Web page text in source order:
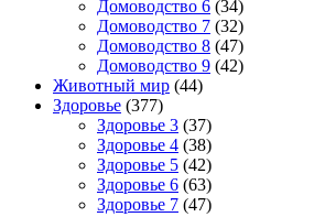
Домоводство 6 (34)
Домоводство 7 (32)
Домоводство 8 (47)
Домоводство 9 (42)
Животный мир (44)
Здоровье (377)
Здоровье 3 (37)
Здоровье 4 (38)
Здоровье 5 (42)
Здоровье 6 (63)
Здоровье 7 (47)